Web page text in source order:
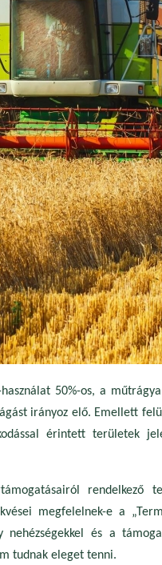
50%-os, a műtrágya
irányoz elő. Emellett
érintett területek
rendelkező
megfelelnek-e a
és a
tudnak eleget tenni.